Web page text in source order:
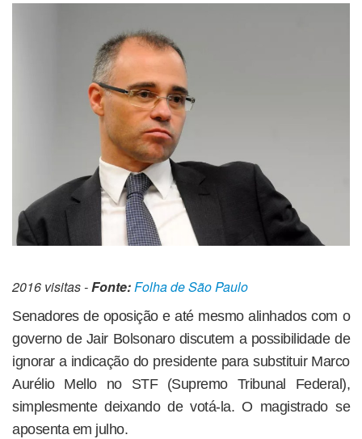
2016 visitas -Fonte:Folha de São Paulo
Senadores de oposição e até mesmo alinhados com o
governo de Jair Bolsonaro discutem a possibilidade de
ignorar a indicação do presidente para substituir Marco
Aurélio Mello no STF (Supremo Tribunal Federal),
simplesmente deixando de votá-la. O magistrado se
aposenta em julho.